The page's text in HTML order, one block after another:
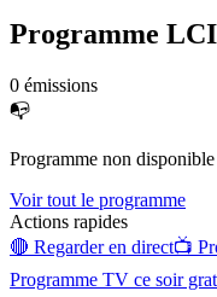
Programme LCI
0 émissions
📭
Programme non
Voir tout le programme
Actions rapides
🔴 Regarder en direct📺
Programme TV ce soir